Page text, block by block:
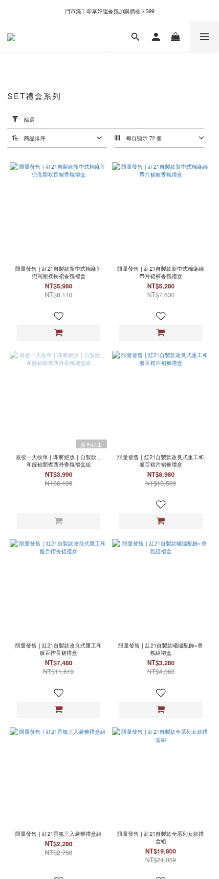
新自製款系列首批限時優惠｜單件95折，任兩件9折
門市滿千即享好運香氛加購價格＄399
新自製款系列首批限時優惠｜單件95折，任兩件9折
篩
選
(0/20)
價格
(NT$)
SET禮盒系列
篩選
商品排序 每頁顯示 72 個
限量發售｜紅21自製款新中式棉麻肚
兜高開衩長裙香氛禮盒
NT$5,980
NT$8,110
限量發售｜紅21自製款新中式棉麻綁
帶片裙褲香氛禮盒
NT$5,280
NT$7,630
販售結束
最後一天收單｜即將絕版｜自製款＿
和服袖開襟西外香氛禮盒組
NT$3,990
NT$6,139
限量發售｜紅21自製款改良式重工和
服百褶片裙褲禮盒
NT$8,980
NT$13,509
限量發售｜紅21自製款改良式重工和
服百褶長裙禮盒
NT$7,480
NT$11,619
限量發售｜紅21自製款曦燼配飾×香
氛組禮盒
NT$3,280
NT$4,060
限量發售｜紅21香氛三入豪華禮盒組
NT$2,280
NT$2,750
限量發售｜紅21自製款全系列女款禮
盒組
NT$19,800
NT$24,059